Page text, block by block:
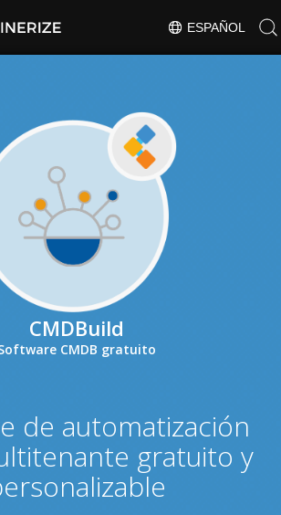
ESPAÑOL
CMDBuild
CMDB gratuito
de automatización
gratuito y